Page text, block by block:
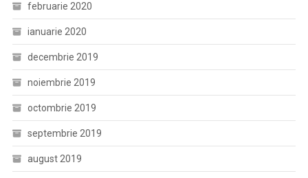
februarie 2020
ianuarie 2020
decembrie 2019
noiembrie 2019
octombrie 2019
septembrie 2019
august 2019